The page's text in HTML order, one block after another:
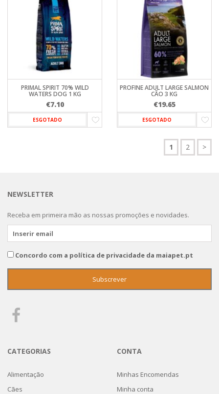
PRIMAL SPIRIT 70% WILD
WATERS DOG 1 KG
€7.10
ESGOTADO
PROFINE ADULT LARGE SALMON
CÃO 3 KG
€19.65
ESGOTADO
1 2 >
NEWSLETTER
Receba em primeira mão as nossas promoções e novidades.
Concordo com a política de privacidade da maiapet.pt
CATEGORIAS
Alimentação
Cães
CONTA
Minhas Encomendas
Minha conta